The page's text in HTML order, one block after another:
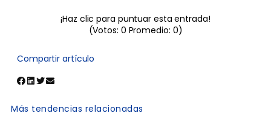
¡Haz clic para puntuar esta entrada!
(Votos: 0 Promedio: 0)
Compartir artículo
Más tendencias relacionadas